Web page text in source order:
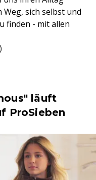
sich selbst und
finden - mit allen
läuft
ProSieben